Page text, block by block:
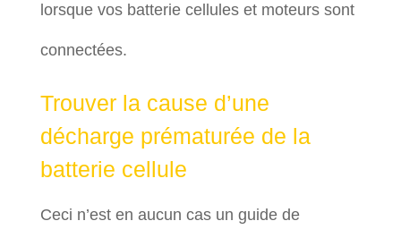
lorsque vos batterie cellules et moteurs sont
connectées.
Trouver la cause d’une
décharge prématurée de la
batterie cellule
Ceci n’est en aucun cas un guide de